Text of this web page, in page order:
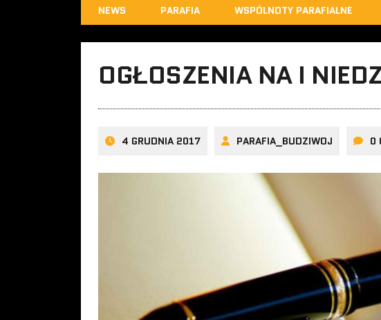
NEWS PARAFIA WSPÓLNOTY PARAFIALNE
OGŁOSZENIA NA I
4 GRUDNIA 2017 PARAFIA_BUDZIWOJ 0